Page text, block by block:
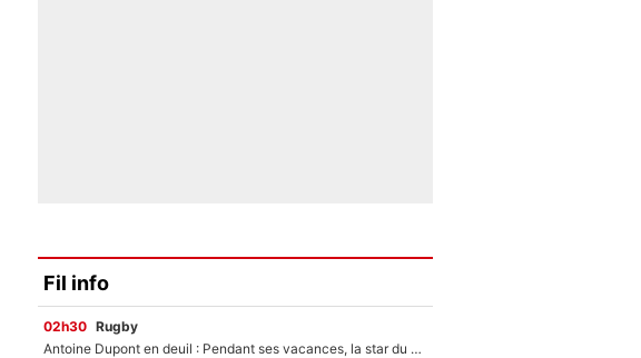
Fil info
02h30 Rugby
Antoine Dupont en deuil : Pendant ses vacances, la star du XV de France a perdu sa grand-mère